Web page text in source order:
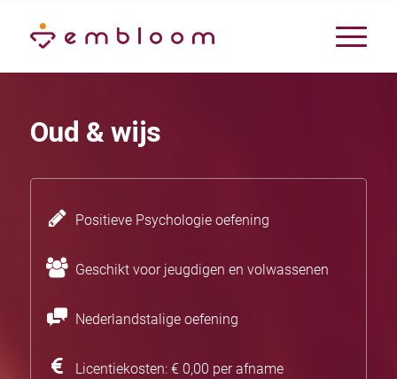
Oud & wijs
Positieve Psychologie oefening
Geschikt voor jeugdigen en volwassenen
Nederlandstalige oefening
Licentiekosten: € 0,00 per afname